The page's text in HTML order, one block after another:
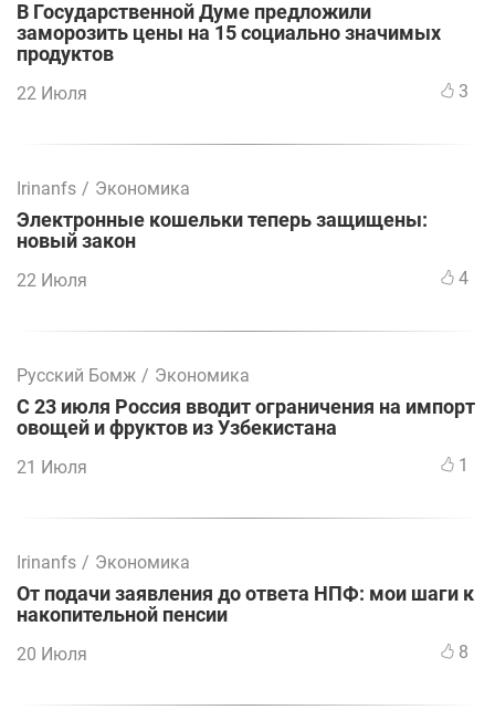
В Государственной Думе предложили
заморозить цены на 15 социально значимых
продуктов
22 Июля 3
Irinanfs / Экономика
Электронные кошельки теперь защищены:
новый закон
22 Июля 4
Русский Бомж / Экономика
С 23 июля Россия вводит ограничения на импорт
овощей и фруктов из Узбекистана
21 Июля 1
Irinanfs / Экономика
От подачи заявления до ответа НПФ: мои шаги к
накопительной пенсии
20 Июля 8